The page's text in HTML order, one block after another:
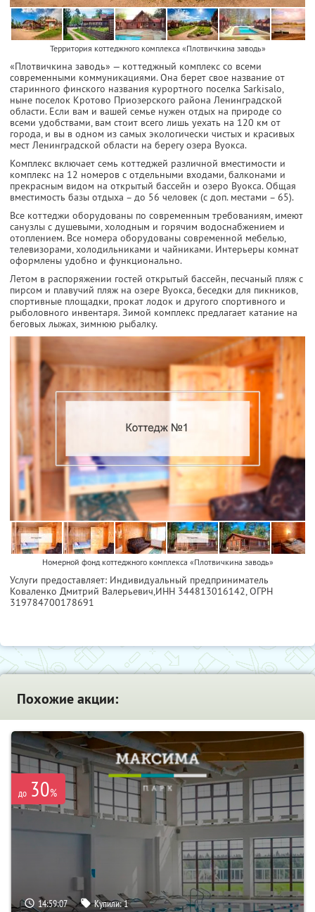
Территория коттеджного комплекса «Плотвичкина заводь»
«Плотвичкина заводь» — коттеджный комплекс со всеми
современными коммуникациями. Она берет свое название от
старинного финского названия курортного поселка Sarkisalo,
ныне поселок Кротово Приозерского района Ленинградской
области. Если вам и вашей семье нужен отдых на природе со
всеми удобствами, вам стоит всего лишь уехать на 120 км от
города, и вы в одном из самых экологически чистых и красивых
мест Ленинградской области на берегу озера Вуокса.
Комплекс включает семь коттеджей различной вместимости и
комплекс на 12 номеров с отдельными входами, балконами и
прекрасным видом на открытый бассейн и озеро Вуокса. Общая
вместимость базы отдыха – до 56 человек (с доп. местами – 65).
Все коттеджи оборудованы по современным требованиям, имеют
санузлы с душевыми, холодным и горячим водоснабжением и
отоплением. Все номера оборудованы современной мебелью,
телевизорами, холодильниками и чайниками. Интерьеры комнат
оформлены удобно и функционально.
Летом в распоряжении гостей открытый бассейн, песчаный пляж с
пирсом и плавучий пляж на озере Вуокса, беседки для пикников,
спортивные площадки, прокат лодок и другого спортивного и
рыболовного инвентаря. Зимой комплекс предлагает катание на
беговых лыжах, зимнюю рыбалку.
Номерной фонд коттеджного комплекса «Плотвичкина заводь»
Услуги предоставляет: Индивидуальный предприниматель
Коваленко Дмитрий Валерьевич,ИНН 344813016142, ОГРН
319784700178691
Похожие акции:
до 30%
14:59:06 Купили:1